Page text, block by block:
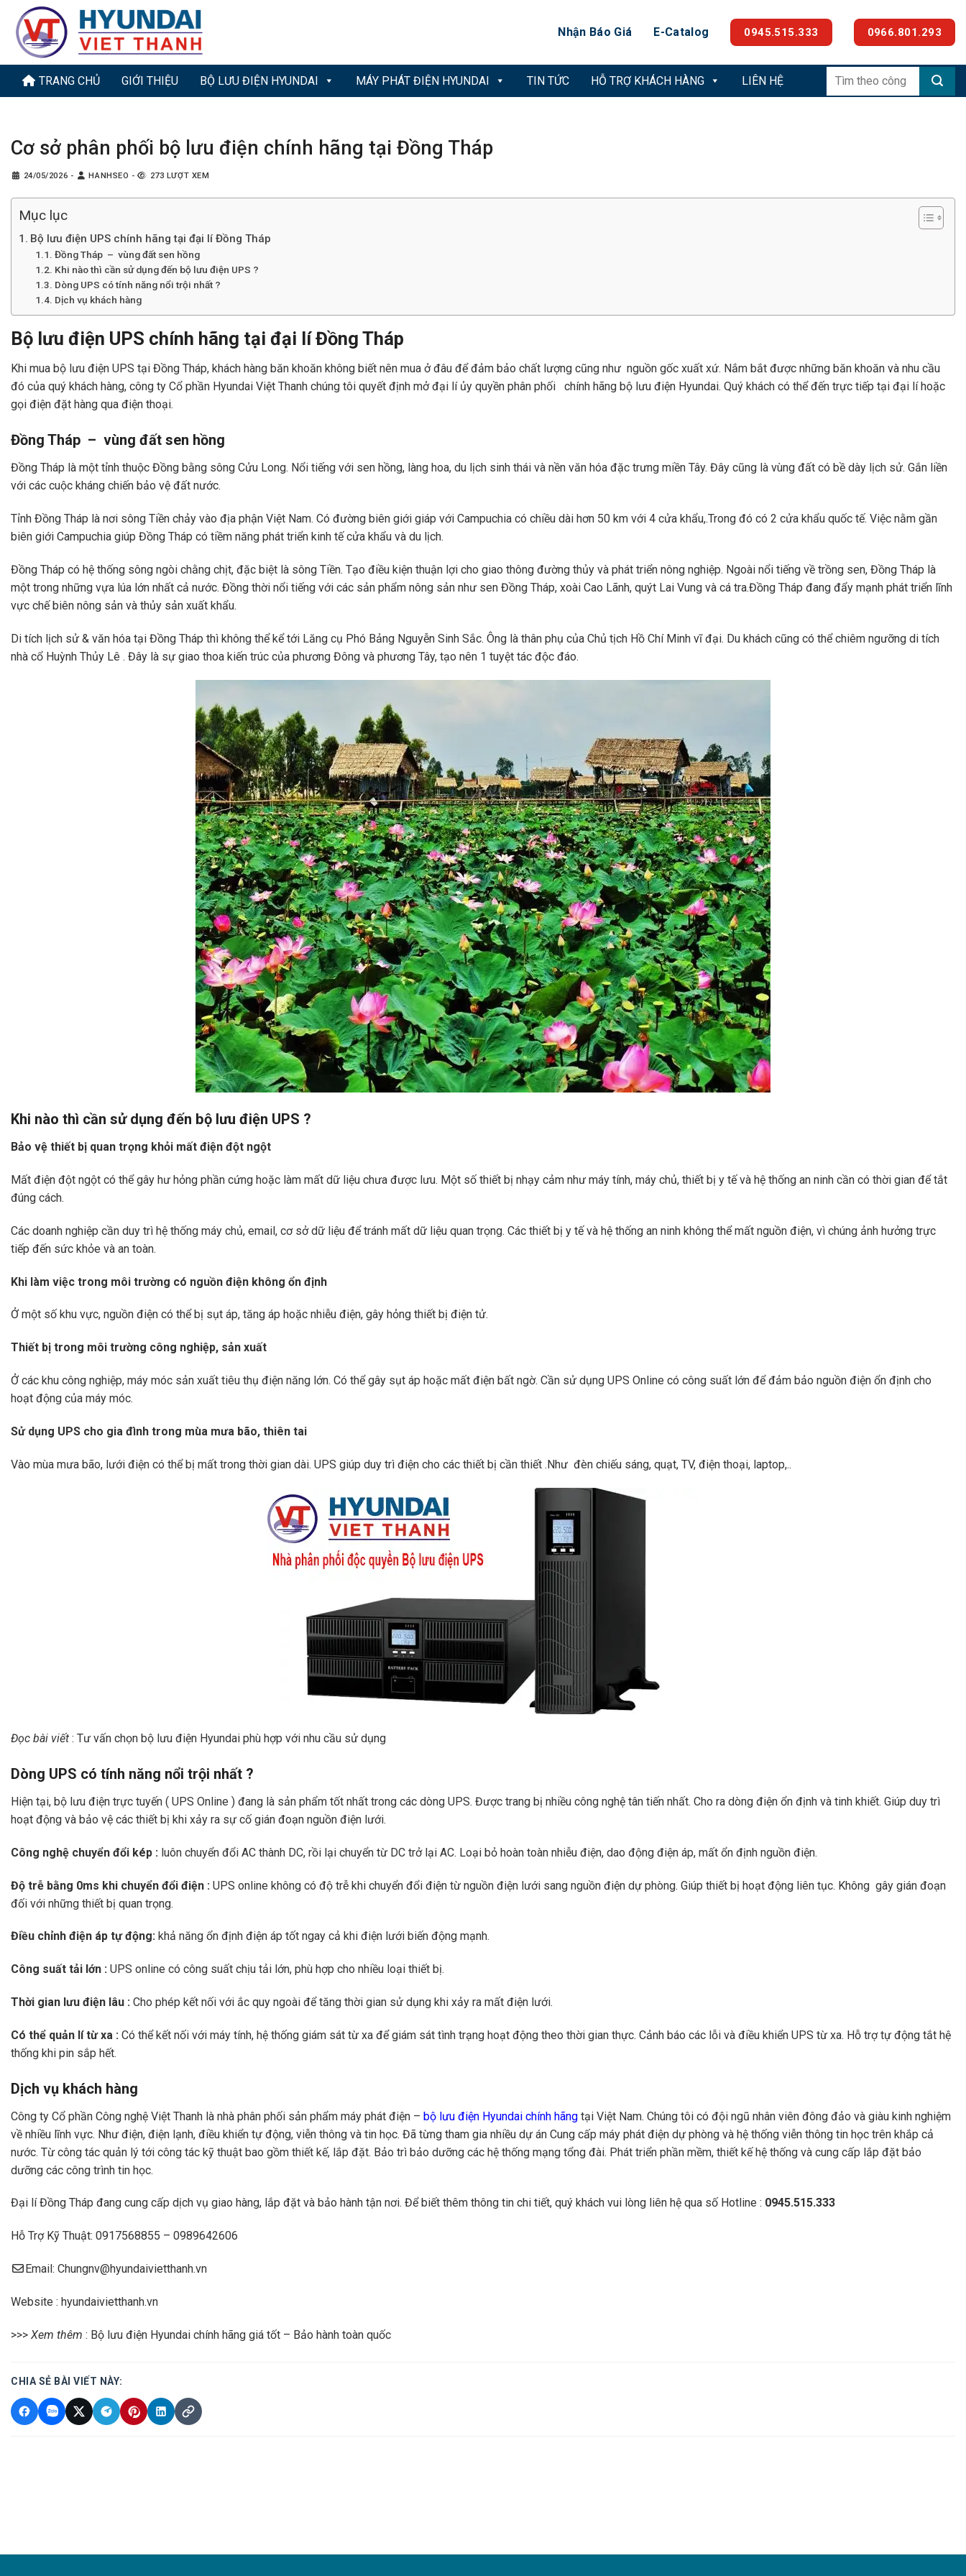
qua
dung
Nhận Báo Giá E-Catalog 0945.515.333 0966.801.293
TRANG CHỦ GIỚI THIỆU BỘ LƯU ĐIỆN HYUNDAI MÁY PHÁT ĐIỆN HYUNDAI TIN TỨC HỖ TRỢ KHÁCH HÀNG LIÊN HỆ
kiếm:
Cơ sở phân phối bộ lưu điện chính hãng tại Đồng Tháp
24/05/2026 - HANHSEO - 273 LƯỢT XEM
Mục lục
Bộ lưu điện UPS chính hãng tại đại lí Đồng Tháp
Đồng Tháp – vùng đất sen hồng
Khi nào thì cần sử dụng đến bộ lưu điện UPS ?
Dòng UPS có tính năng nổi trội nhất ?
Dịch vụ khách hàng
Bộ lưu điện UPS chính hãng tại đại líĐồng Tháp
Khi mua bộ lưu điện UPS tại Đồng Tháp, khách hàng băn khoăn không biết nên mua ở đâu để đảm bảo chất lượng cũng như nguồn gốc xuất xứ. Nắm bắt được những băn khoăn và nhu cầu
đó của quý khách hàng, công ty Cổ phần Hyundai Việt Thanh chúng tôi quyết định mở đại lí ủy quyền phân phối chính hãng bộ lưu điện Hyundai. Quý khách có thể đến trực tiếp tại đại lí hoặc
gọi điện đặt hàng qua điện thoại.
Đồng Tháp – vùng đất sen hồng
Đồng Tháp là một tỉnh thuộc Đồng bằng sông Cửu Long. Nổi tiếng với sen hồng, làng hoa, du lịch sinh thái và nền văn hóa đặc trưng miền Tây. Đây cũng là vùng đất có bề dày lịch sử. Gắn liền
với các cuộc kháng chiến bảo vệ đất nước.
Tỉnh Đồng Tháp là nơi sông Tiền chảy vào địa phận Việt Nam. Có đường biên giới giáp với Campuchia có chiều dài hơn 50 km với 4 cửa khẩu,.Trong đó có 2 cửa khẩu quốc tế. Việc nằm gần
biên giới Campuchia giúp Đồng Tháp có tiềm năng phát triển kinh tế cửa khẩu và du lịch.
Đồng Tháp có hệ thống sông ngòi chằng chịt, đặc biệt là sông Tiền. Tạo điều kiện thuận lợi cho giao thông đường thủy và phát triển nông nghiệp. Ngoài nổi tiếng về trồng sen, Đồng Tháp là
một trong những vựa lúa lớn nhất cả nước. Đồng thời nổi tiếng với các sản phẩm nông sản như sen Đồng Tháp, xoài Cao Lãnh, quýt Lai Vung và cá tra.Đồng Tháp đang đẩy mạnh phát triển lĩnh
vực chế biên nông sản và thủy sản xuất khẩu.
Di tích lịch sử & văn hóa tại Đồng Tháp thì không thể kể tới Lăng cụ Phó Bảng Nguyễn Sinh Sắc. Ông là thân phụ của Chủ tịch Hồ Chí Minh vĩ đại. Du khách cũng có thể chiêm ngưỡng di tích
nhà cổ Huỳnh Thủy Lê . Đây là sự giao thoa kiến trúc của phương Đông và phương Tây, tạo nên 1 tuyệt tác độc đáo.
Khi nào thì cần sử dụng đến bộ lưu điện UPS ?
Bảo vệ thiết bị quan trọng khỏi mất điện đột ngột
Mất điện đột ngột có thể gây hư hỏng phần cứng hoặc làm mất dữ liệu chưa được lưu. Một số thiết bị nhạy cảm như máy tính, máy chủ, thiết bị y tế và hệ thống an ninh cần có thời gian để tắt
đúng cách.
Các doanh nghiệp cần duy trì hệ thống máy chủ, email, cơ sở dữ liệu để tránh mất dữ liệu quan trọng. Các thiết bị y tế và hệ thống an ninh không thể mất nguồn điện, vì chúng ảnh hưởng trực
tiếp đến sức khỏe và an toàn.
Khi làm việc trong môi trường có nguồn điện không ổn định
Ở một số khu vực, nguồn điện có thể bị sụt áp, tăng áp hoặc nhiễu điện, gây hỏng thiết bị điện tử.
Thiết bị trong môi trường công nghiệp, sản xuất
Ở các khu công nghiệp, máy móc sản xuất tiêu thụ điện năng lớn. Có thể gây sụt áp hoặc mất điện bất ngờ. Cần sử dụng UPS Online có công suất lớn để đảm bảo nguồn điện ổn định cho
hoạt động của máy móc.
Sử dụng UPS cho gia đình trong mùa mưa bão, thiên tai
Vào mùa mưa bão, lưới điện có thể bị mất trong thời gian dài. UPS giúp duy trì điện cho các thiết bị cần thiết .Như đèn chiếu sáng, quạt, TV, điện thoại, laptop,..
Đọc bài viết : Tư vấn chọn bộ lưu điện Hyundai phù hợp với nhu cầu sử dụng
Dòng UPS có tính năng nổi trội nhất ?
Hiện tại, bộ lưu điện trực tuyến ( UPS Online ) đang là sản phẩm tốt nhất trong các dòng UPS. Được trang bị nhiều công nghệ tân tiến nhất. Cho ra dòng điện ổn định và tinh khiết. Giúp duy trì
hoạt động và bảo vệ các thiết bị khi xảy ra sự cố gián đoạn nguồn điện lưới.
Công nghệ chuyển đổi kép : luôn chuyển đổi AC thành DC, rồi lại chuyển từ DC trở lại AC. Loại bỏ hoàn toàn nhiễu điện, dao động điện áp, mất ổn định nguồn điện.
Độ trễ bằng 0ms khi chuyển đổi điện : UPS online không có độ trễ khi chuyển đổi điện từ nguồn điện lưới sang nguồn điện dự phòng. Giúp thiết bị hoạt động liên tục. Không gây gián đoạn
đối với những thiết bị quan trọng.
Điều chỉnh điện áp tự động: khả năng ổn định điện áp tốt ngay cả khi điện lưới biến động mạnh.
Công suất tải lớn : UPS online có công suất chịu tải lớn, phù hợp cho nhiều loại thiết bị.
Thời gian lưu điện lâu : Cho phép kết nối với ắc quy ngoài để tăng thời gian sử dụng khi xảy ra mất điện lưới.
Có thể quản lí từ xa : Có thể kết nối với máy tính, hệ thống giám sát từ xa để giám sát tình trạng hoạt động theo thời gian thực. Cảnh báo các lỗi và điều khiển UPS từ xa. Hỗ trợ tự động tắt hệ
thống khi pin sắp hết.
Dịch vụ khách hàng
Công ty Cổ phần Công nghệ Việt Thanh là nhà phân phối sản phẩm máy phát điện – bộ lưu điện Hyundai chính hãng tại Việt Nam. Chúng tôi có đội ngũ nhân viên đông đảo và giàu kinh nghiệm
về nhiều lĩnh vực. Như điện, điện lạnh, điều khiển tự động, viễn thông và tin học. Đã từng tham gia nhiều dự án Cung cấp máy phát điện dự phòng và hệ thống viễn thông tin học trên khắp cả
nước. Từ công tác quản lý tới công tác kỹ thuật bao gồm thiết kế, lắp đặt. Bảo trì bảo dưỡng các hệ thống mạng tổng đài. Phát triển phần mềm, thiết kế hệ thống và cung cấp lắp đặt bảo
dưỡng các công trình tin học.
Đại lí Đồng Tháp đang cung cấp dịch vụ giao hàng, lắp đặt và bảo hành tận nơi. Để biết thêm thông tin chi tiết, quý khách vui lòng liên hệ qua số Hotline : 0945.515.333
Hỗ Trợ Kỹ Thuật: 0917568855 – 0989642606
Email: Chungnv@hyundaivietthanh.vn
Website : hyundaivietthanh.vn
>>> Xem thêm : Bộ lưu điện Hyundai chính hãng giá tốt – Bảo hành toàn quốc
CHIA SẺ BÀI VIẾT NÀY: